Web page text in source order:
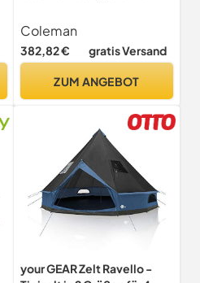
Coleman
382,82 € gratis Versand
ZUM ANGEBOT
your GEAR Zelt Ravello -